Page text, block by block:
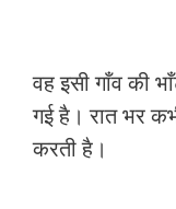
वह इसी गाँव की
गई है। रात भर
करती है।